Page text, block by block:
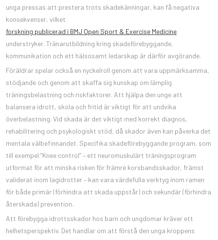
unga pressas att prestera trots skadekänningar, kan få negativa
konsekvenser, vilket
forskning publicerad i BMJ Open Sport & Exercise Medicine
understryker. Tränarutbildning kring skadeförebyggande,
kommunikation och ett hälsosamt ledarskap är därför avgörande.
Föräldrar spelar också en nyckelroll genom att vara uppmärksamma,
stödjande och genom att skaffa sig kunskap om lämplig
träningsbelastning och riskfaktorer. Att hjälpa den unge att
balansera idrott, skola och fritid är viktigt för att undvika
överbelastning. Vid skada är det viktigt med korrekt diagnos,
rehabilitering och psykologiskt stöd, då skador även kan påverka det
mentala välbefinnandet. Specifika skadeförebyggande program, som
till exempel ”Knee control” – ett neuromuskulärt träningsprogram
utformat för att minska risken för främre korsbandsskador, främst
validerat inom lagidrotter – kan vara värdefulla verktyg inom ramen
för både primär (förhindra att skada uppstår) och sekundär (förhindra
återskada) prevention.
Att förebygga idrottsskador hos barn och ungdomar kräver ett
helhetsperspektiv. Det handlar om att förstå den unga kroppens